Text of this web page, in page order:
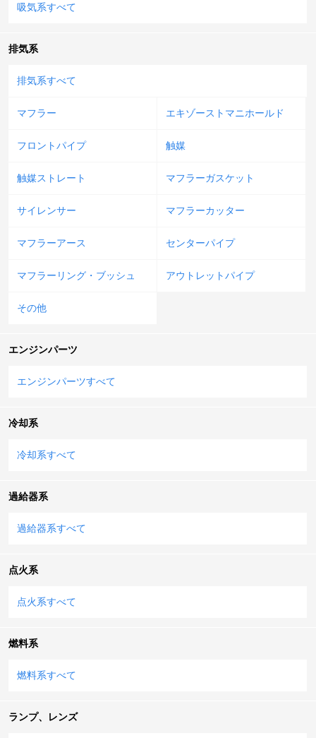
吸気系すべて
排気系
排気系すべて
マフラー エキゾーストマニホールド
フロントパイプ 触媒
触媒ストレート マフラーガスケット
サイレンサー マフラーカッター
マフラーアース センターパイプ
マフラーリング・ブッシュ アウトレットパイプ
その他
エンジンパーツ
エンジンパーツすべて
冷却系
冷却系すべて
過給器系
過給器系すべて
点火系
点火系すべて
燃料系
燃料系すべて
ランプ、レンズ